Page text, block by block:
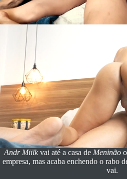
Andr Miilk vai até a casa de Meninão
empresa, mas acaba enchendo o rabo
vai.